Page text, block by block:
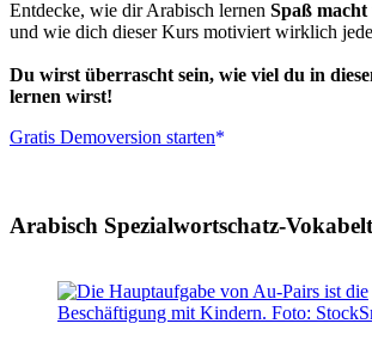
Entdecke, wie dir Arabisch lernen Spaß macht
und wie dich dieser Kurs motiviert wirklich
Du wirst überrascht sein, wie viel du in
lernen wirst!
Gratis Demoversion starten
Arabisch Spezialwortschatz-